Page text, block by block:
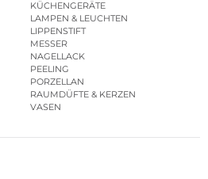
KÜCHENGERÄTE
LAMPEN & LEUCHTEN
LIPPENSTIFT
MESSER
NAGELLACK
PEELING
PORZELLAN
RAUMDÜFTE & KERZEN
VASEN